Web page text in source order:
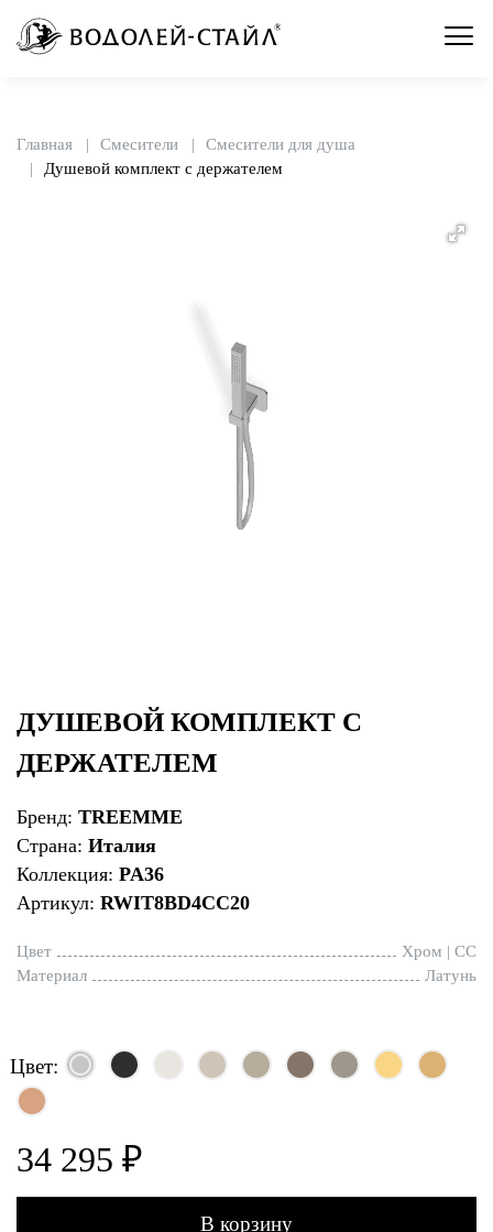
Главная Смесители
Смесители для душа
Душевой комплект с держателем
ДУШЕВОЙ КОМПЛЕКТ С
ДЕРЖАТЕЛЕМ
Бренд: TREEMME
Страна: Италия
Коллекция: PA36
Артикул: RWIT8BD4CC20
Цвет
Хром | CC
Материал
Латунь
Цвет:
34 295 ₽
В корзину